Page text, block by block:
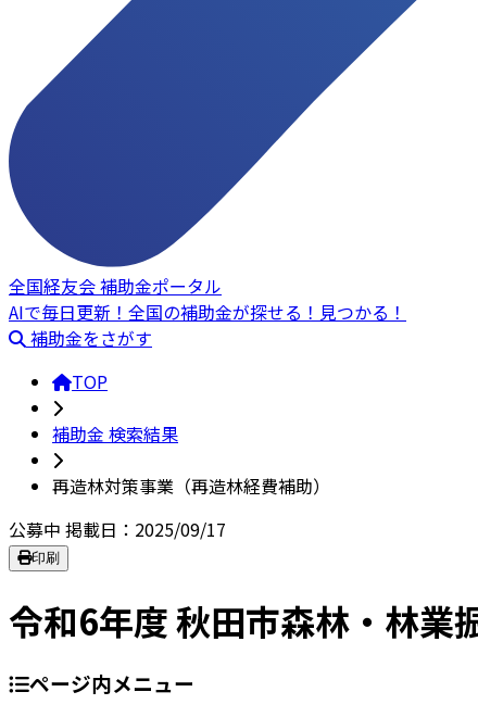
全国経友会 補助金ポータル
AIで毎日更新！全国の補助金が探せる！見つかる！
補助金をさがす
TOP
補助金 検索結果
再造林対策事業（再造林経費補助）
公募中 掲載日：2025/09/17
印刷
令和6年度 秋田市森林・林業
ページ内メニュー